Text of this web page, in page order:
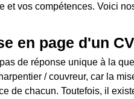
et vos compétences. Voici
en page d'un
pas de réponse unique à la
/ couvreur, car la
de chacun. Toutefois, il